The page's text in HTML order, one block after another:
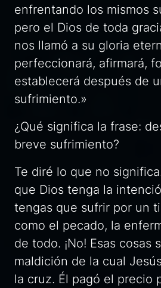
enfrentando los mismos
pero el Dios de toda
nos llamó a su gloria
perfeccionará, afirmará,
establecerá después de
sufrimiento.»
¿Qué significa la frase:
breve sufrimiento?
Te diré lo que no
que Dios tenga la
tengas que sufrir por un
como el pecado, la
de todo. ¡No! Esas cosas
maldición de la cual
la cruz. Él pagó el precio